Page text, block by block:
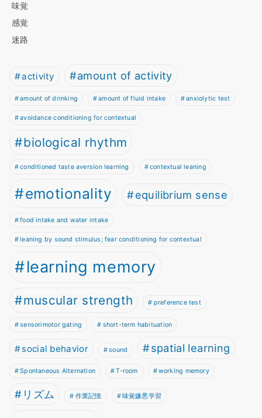
味覚
感覚
迷路
activity amount of activity
amount of drinking amount of fluid intake anxiolytic test
avoidance conditioning for contextual
biological rhythm
conditioned taste aversion learning contextual leaning
emotionality equilibrium sense
food intake and water intake
leaning by sound stimulus; fear conditioning for contextual
learning memory
muscular strength preference test
sensorimotor gating short-term habituation
social behavior sound spatial learning
Spontaneous Alternation T-room working memory
リズム 作業記憶 味覚嫌悪学習